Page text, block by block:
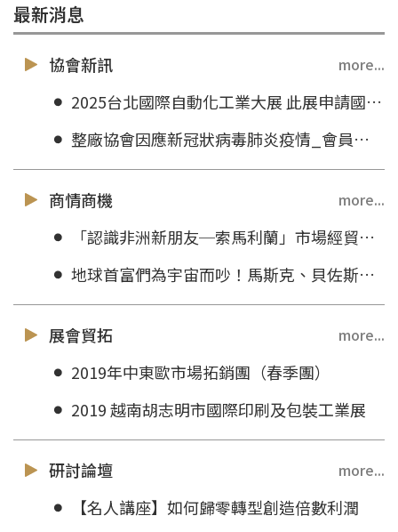
最新消息
協會新訊 more...
2025台北國際自動化工業大展 此展申請國貿署補助
整廠協會因應新冠狀病毒肺炎疫情_會員問卷調查
商情商機 more...
「認識非洲新朋友─索馬利蘭」市場經貿說明會
地球首富們為宇宙而吵！馬斯克、貝佐斯爭奪衛星軌道，究竟太空商機有多大？
展會貿拓 more...
2019年中東歐市場拓銷團（春季團）
2019 越南胡志明市國際印刷及包裝工業展
研討論壇 more...
【名人講座】如何歸零轉型創造倍數利潤